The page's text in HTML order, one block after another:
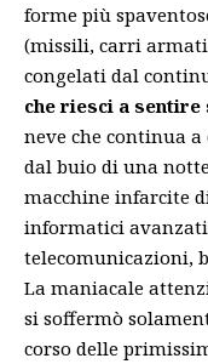
forme più
(missili, carri armati
congelati dal
che riesci a
neve che continua
dal buio di una
macchine infarcite
informatici
telecomunicazioni,
La maniacale
si soffermò
corso delle